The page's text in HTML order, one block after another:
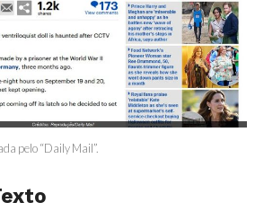
pelo “Daily Mail”.